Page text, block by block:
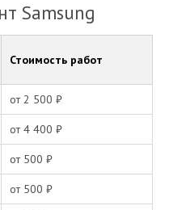
Samsung
Стоимость работ
от 2 500 ₽
от 4 400 ₽
от 500 ₽
от 500 ₽